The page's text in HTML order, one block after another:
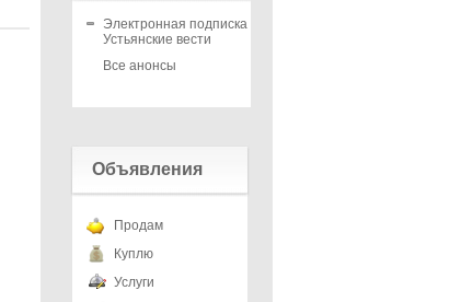
Электронная подписка на
Устьянские вести
Все анонсы
Объявления
Продам
Куплю
Услуги